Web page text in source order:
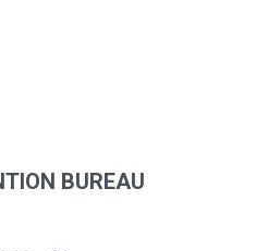
BUREAU